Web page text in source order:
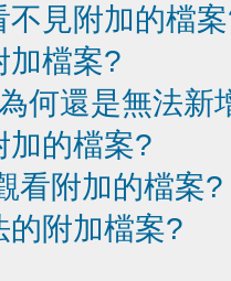
見附加的檔
加檔案?
何還是無法新
加的檔案?
看附加的檔案?
的附加檔案?